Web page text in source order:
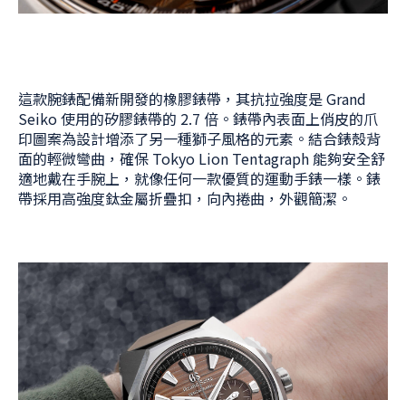
這款腕錶配備新開發的橡膠錶帶，其抗拉強度是 Grand
Seiko 使用的矽膠錶帶的 2.7 倍。錶帶內表面上俏皮的爪
印圖案為設計增添了另一種獅子風格的元素。結合錶殼背
面的輕微彎曲，確保 Tokyo Lion Tentagraph 能夠安全舒
適地戴在手腕上，就像任何一款優質的運動手錶一樣。錶
帶採用高強度鈦金屬折疊扣，向內捲曲，外觀簡潔。